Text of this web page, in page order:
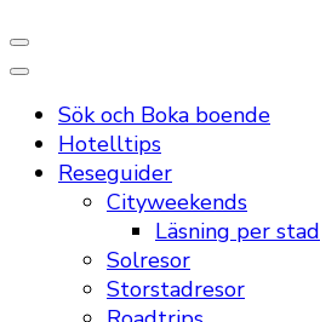
Sök och Boka boende
Hotelltips
Reseguider
Cityweekends
Läsning per stad
Solresor
Storstadresor